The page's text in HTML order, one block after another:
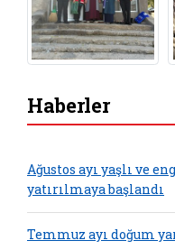
Haberler
Ağustos ayı yaşlı ve
yatırılmaya başlandı
Temmuz ayı doğum